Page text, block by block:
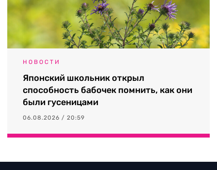
НОВОСТИ
Японский школьник открыл
способность бабочек помнить, как они
были гусеницами
06.08.2026 / 20:59